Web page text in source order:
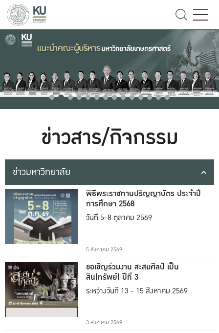
ข่าวสาร/กิจกรรม
ข่าวมหาวิทยาลัย
พิธีพระราชทานปริญญาบัตร ประจำปี
การศึกษา 2568
วันที่ 5-8 ตุลาคม 2569
5 สิงหาคม 2569
ขอเชิญร่วมงาน สะสมศิลป์ เป็น
สิน(ทรัพย์) ปีที่ 3
ระหว่างวันที่ 13 - 15 สิงหาคม 2569
3 สิงหาคม 2569